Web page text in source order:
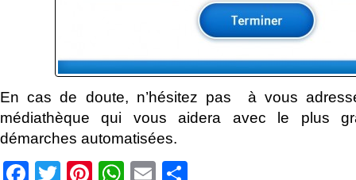
En cas de doute, n’hésitez pas à vous
médiathèque qui vous aidera avec le plus
démarches automatisées.
Facebook
Twitter
Pinterest
WhatsApp
Email